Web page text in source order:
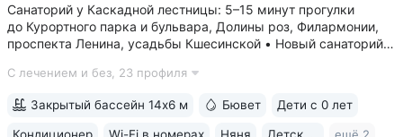
Санаторий у Каскадной лестницы: 5–15 минут прогулки
до Курортного парка и бульвара, Долины роз, Филармонии,
проспекта Ленина, усадьбы Кшесинской • Новый санаторий,
положительные. Многие гости отмечают, что санаторий
С лечением и без, 23 профиля
Закрытый бассейн 14х6 м Бювет Дети с 0 лет
Кондиционер Wi-Fi в номерах Няня Детская комната